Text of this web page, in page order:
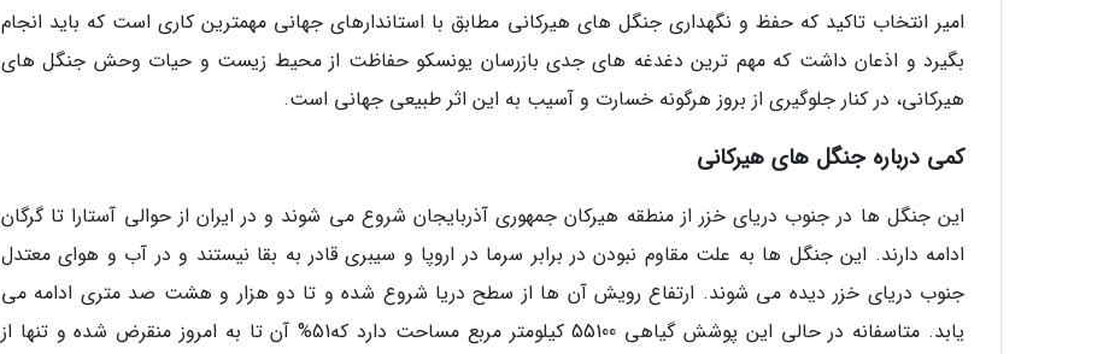
امیر انتخاب تاکید که حفظ و نگهداری جنگل های هیرکانی مطابق با استاندارهای جهانی مهمترین کاری است که باید انجام
بگیرد و اذعان داشت که مهم ترین دغدغه های جدی بازرسان یونسکو حفاظت از محیط زیست و حیات وحش جنگل های
هیرکانی، در کنار جلوگیری از بروز هرگونه خسارت و آسیب به این اثر طبیعی جهانی است.
کمی درباره جنگل های هیرکانی
این جنگل ها در جنوب دریای خزر از منطقه هیرکان جمهوری آذربایجان شروع می شوند و در ایران از حوالی آستارا تا گرگان
ادامه دارند. این جنگل ها به علت مقاوم نبودن در برابر سرما در اروپا و سیبری قادر به بقا نیستند و در آب و هوای معتدل
جنوب دریای خزر دیده می شوند. ارتفاع رویش آن ها از سطح دریا شروع شده و تا دو هزار و هشت صد متری ادامه می
یابد. متاسفانه در حالی این پوشش گیاهی 55100 کیلومتر مربع مساحت دارد که51% آن تا به امروز منقرض شده و تنها از